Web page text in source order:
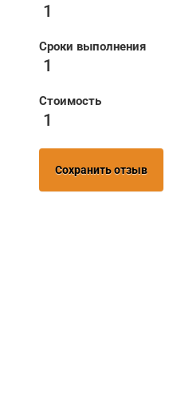
1
Сроки выполнения
1
Стоимость
1
Сохранить отзыв